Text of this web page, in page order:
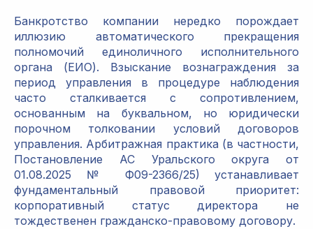
Банкротство компании нередко порождает
иллюзию автоматического прекращения
полномочий единоличного исполнительного
органа (ЕИО). Взыскание вознаграждения за
период управления в процедуре наблюдения
часто сталкивается с сопротивлением,
основанным на буквальном, но юридически
порочном толковании условий договоров
управления. Арбитражная практика (в частности,
Постановление АС Уральского округа от
01.08.2025 № Ф09-2366/25) устанавливает
фундаментальный правовой приоритет:
корпоративный статус директора не
тождественен гражданско-правовому договору.